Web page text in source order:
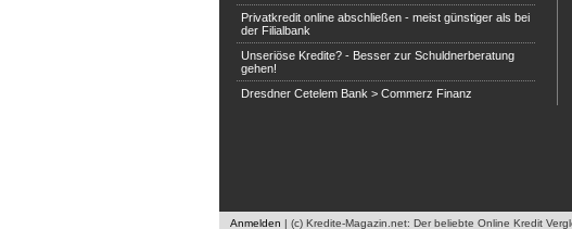
Privatkredit online abschließen - meist günstiger als bei
der Filialbank
Unseriöse Kredite? - Besser zur Schuldnerberatung
gehen!
Dresdner Cetelem Bank > Commerz Finanz
Anmelden | (c) Kredite-Magazin.net: Der beliebte Online Kredit